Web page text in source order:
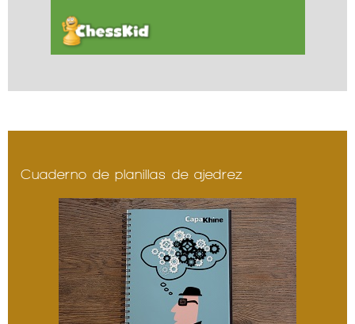
Cuaderno de planillas de ajedrez